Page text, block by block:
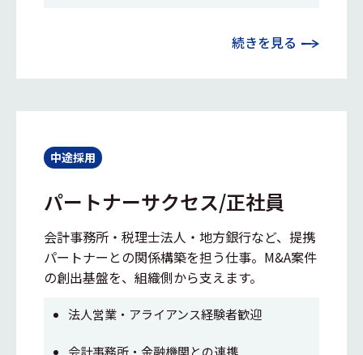
続きを見る
中途採用
パートナーサクセス/正社員
会計事務所・税理士法人・地方銀行など、提携
パートナーとの関係構築を担う仕事。M&A案件
の創出基盤を、組織側から支えます。
法人営業・アライアンス経験者歓迎
会計事務所・金融機関との連携